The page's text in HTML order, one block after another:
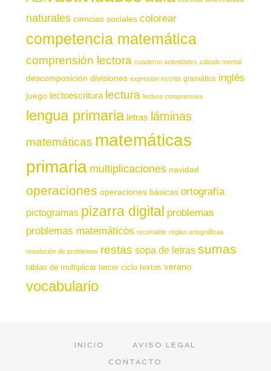
naturales ciencias sociales colorear
competencia matemática
comprensión lectora cuaderno actividades cálculo mental
descomposición divisiones expresión escrita gramática inglés
juego lectoescritura lectura lectura comprensiva
lengua primaria letras láminas
matemáticas matemáticas
primaria multiplicaciones navidad
operaciones operaciones básicas ortografía
pictogramas pizarra digital problemas
problemas matemáticos recortable reglas ortográficas
resolución de problemas restas sopa de letras sumas
tablas de multiplicar tercer ciclo textos verano
vocabulario
INICIO
AVISO LEGAL
CONTACTO